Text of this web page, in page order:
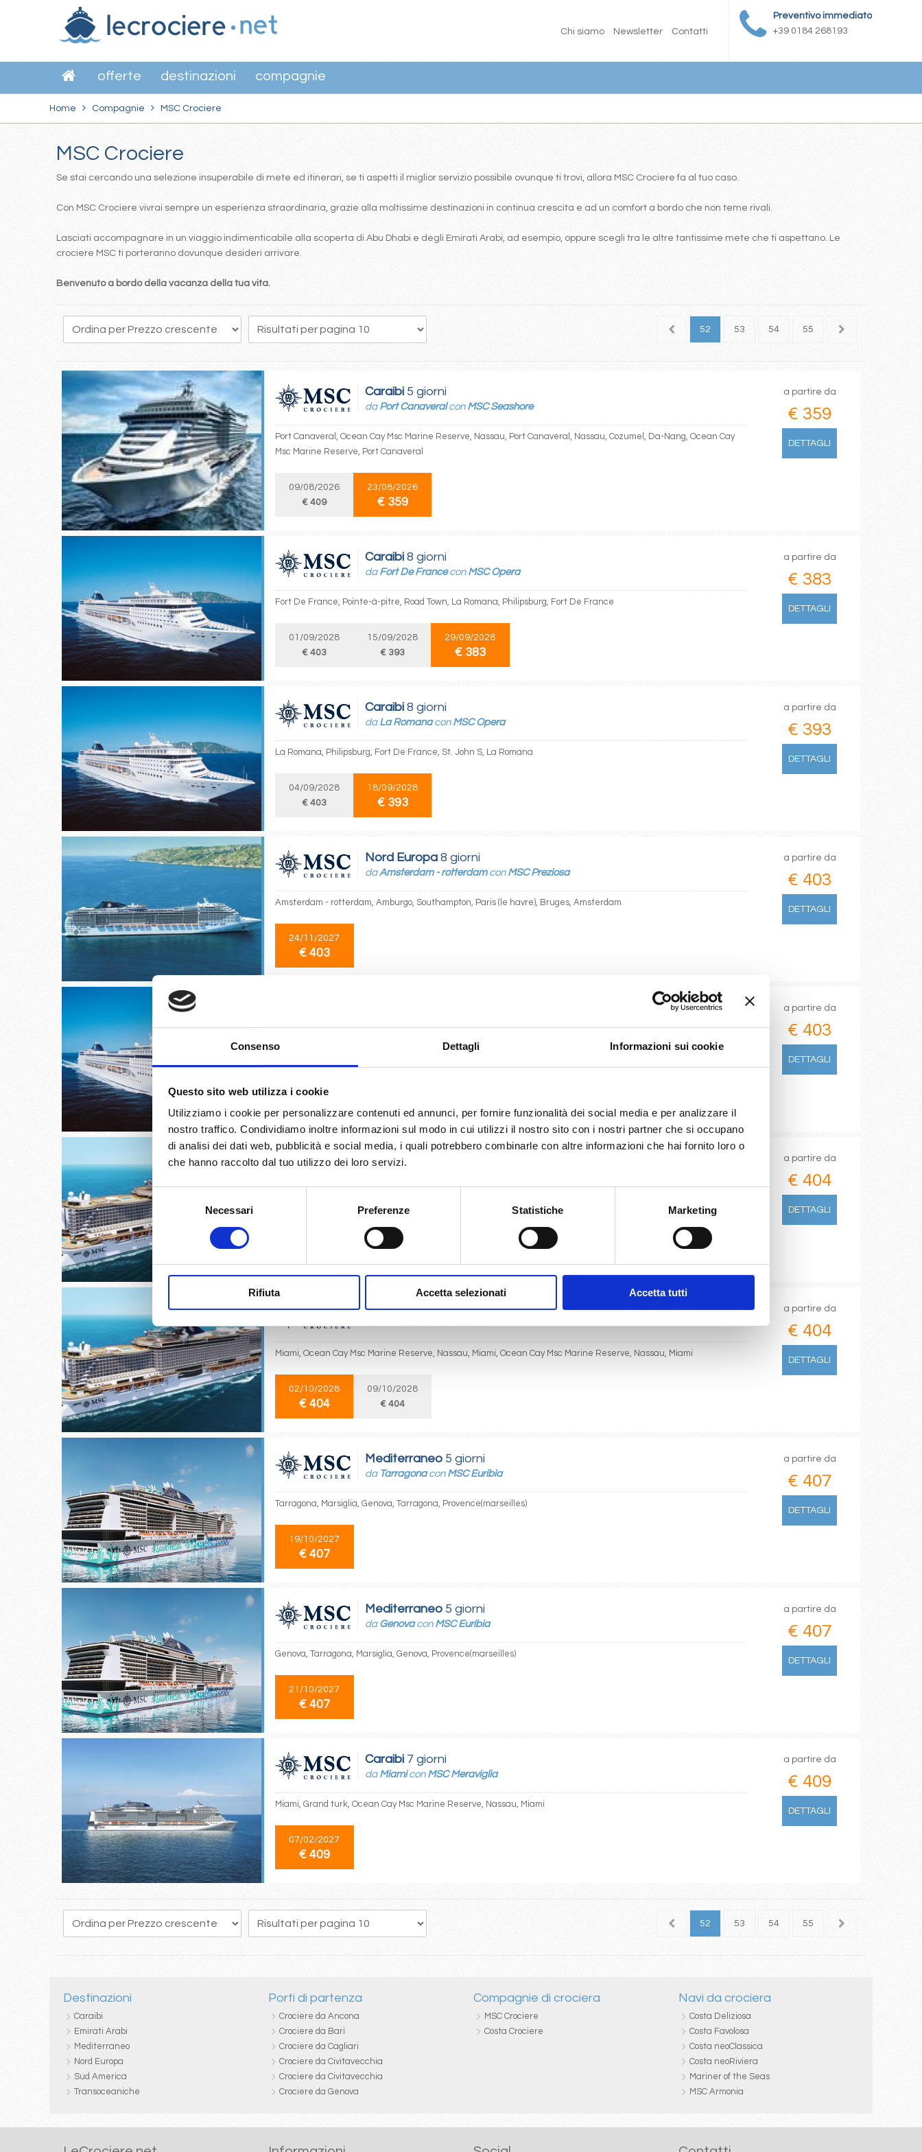
Consenso Dettagli Informazioni sui cookie
Questo sito web utilizza i cookie
Utilizziamo i cookie per personalizzare contenuti ed annunci, per fornire funzionalità dei social media e per analizzare il
nostro traffico. Condividiamo inoltre informazioni sul modo in cui utilizzi il nostro sito con i nostri partner che si occupano
di analisi dei dati web, pubblicità e social media, i quali potrebbero combinarle con altre informazioni che hai fornito loro o
che hanno raccolto dal tuo utilizzo dei loro servizi.
Selezione
del
consenso
Necessari Preferenze Statistiche Marketing
Rifiuta Accetta selezionati Accetta tutti
Preventivo immediato
+39 0184 268193
Chi siamo Newsletter Contatti
offerte destinazioni compagnie
Home Compagnie MSC Crociere
MSC Crociere
Se stai cercando una selezione insuperabile di mete ed itinerari, se ti aspetti il miglior servizio possibile ovunque ti trovi, allora MSC Crociere fa al tuo caso.
Con MSC Crociere vivrai sempre un esperienza straordinaria, grazie alla moltissime destinazioni in continua crescita e ad un comfort a bordo che non teme rivali.
Lasciati accompagnare in un viaggio indimenticabile alla scoperta di Abu Dhabi e degli Emirati Arabi, ad esempio, oppure scegli tra le altre tantissime mete che ti aspettano. Le
crociere MSC ti porteranno dovunque desideri arrivare.
Benvenuto a bordo della vacanza della tua vita.
34 35 36 37 39 40 41 42 51 52 53 54 55 56
Caraibi 5 giorni
da Port Canaveralcon MSC Seashore
Port Canaveral, Ocean Cay Msc Marine Reserve, Nassau, Port Canaveral, Nassau, Cozumel, Da-Nang, Ocean Cay
Msc Marine Reserve, Port Canaveral
09/08/2026
€ 409
23/08/2026
€ 359
a partire da
€ 359
DETTAGLI
Caraibi 8 giorni
da Fort De Francecon MSC Opera
Fort De France, Pointe-à-pitre, Road Town, La Romana, Philipsburg, Fort De France
01/09/2028
€ 403
15/09/2028
€ 393
29/09/2028
€ 383
a partire da
€ 383
DETTAGLI
Caraibi 8 giorni
da La Romanacon MSC Opera
La Romana, Philipsburg, Fort De France, St. John S, La Romana
04/09/2028
€ 403
18/09/2028
€ 393
a partire da
€ 393
DETTAGLI
Nord Europa 8 giorni
daAmsterdam - rotterdamcon MSC Preziosa
Amsterdam - rotterdam, Amburgo, Southampton, Paris (le havre), Bruges, Amsterdam
24/11/2027
€ 403
a partire da
€ 403
DETTAGLI
La Romana, Philipsburg, Basseterre, St. John S, La Romana
10/01/2028
a partire da
€ 403
DETTAGLI
Caraibi a partire da
€ 404
DETTAGLI
Caraibi8 giorni
daMiamiconMSC Seaside
Miami, Ocean Cay Msc Marine Reserve, Nassau, Miami, Ocean Cay Msc Marine Reserve, Nassau, Miami
02/10/2028
€ 404
09/10/2028
€ 404
a partire da
€ 404
DETTAGLI
Mediterraneo 5 giorni
da Tarragonacon MSC Euribia
Tarragona, Marsiglia, Genova, Tarragona, Provence(marseilles)
19/10/2027
€ 407
a partire da
€ 407
DETTAGLI
Mediterraneo 5 giorni
da Genovacon MSC Euribia
Genova, Tarragona, Marsiglia, Genova, Provence(marseilles)
21/10/2027
€ 407
a partire da
€ 407
DETTAGLI
Caraibi 7 giorni
da Miamicon MSC Meraviglia
Miami, Grand turk, Ocean Cay Msc Marine Reserve, Nassau, Miami
07/02/2027
€ 409
a partire da
€ 409
DETTAGLI
34 35 36 37 39 40 41 42 51 52 53 54 55 56
Destinazioni
Caraibi
Emirati Arabi
Mediterraneo
Nord Europa
Sud America
Transoceaniche
Porti di partenza
Crociere da Ancona
Crociere da Bari
Crociere da Cagliari
Crociere da Civitavecchia
Crociere da Civitavecchia
Crociere da Genova
Compagnie di crociera
MSC Crociere
Costa Crociere
Navi da crociera
Costa Deliziosa
Costa Favolosa
Costa neoClassica
Costa neoRiviera
Mariner of the Seas
MSC Armonia